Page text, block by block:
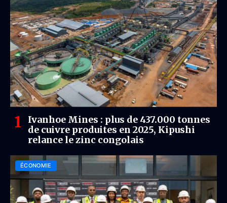
Ivanhoe Mines : plus de 437.000 tonnes
de cuivre produites en 2025, Kipushi
relance le zinc congolais
ÉCONOMIE